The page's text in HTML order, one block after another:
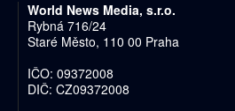
World News Media, s.r.o.
Rybná 716/24
Staré Město, 110 00 Praha
IČO: 09372008
DIČ: CZ09372008